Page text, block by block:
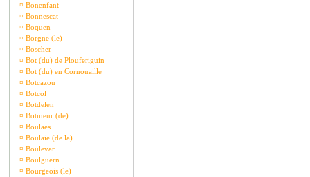
¤ Bonenfant
¤ Bonnescat
¤ Boquen
¤ Borgne (le)
¤ Boscher
¤ Bot (du) de Plouferiguin
¤ Bot (du) en Cornouaille
¤ Botcazou
¤ Botcol
¤ Botdelen
¤ Botmeur (de)
¤ Boulaes
¤ Boulaie (de la)
¤ Boulevar
¤ Boulguern
¤ Bourgeois (le)